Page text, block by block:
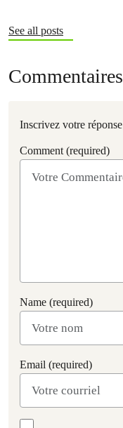
See all posts
Commentaires
Inscrivez votre réponse
Comment (required)
Name (required)
Email (required)